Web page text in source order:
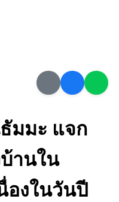
มมะ แจก
านใน
องในวันปี